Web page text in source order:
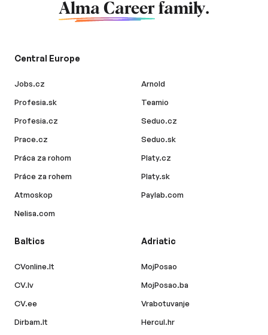
Alma Career family.
Central Europe
Jobs.cz
Profesia.sk
Profesia.cz
Prace.cz
Práca za rohom
Práce za rohem
Atmoskop
Nelisa.com
Arnold
Teamio
Seduo.cz
Seduo.sk
Platy.cz
Platy.sk
Paylab.com
Baltics
CVonline.lt
CV.lv
CV.ee
Dirbam.lt
Adriatic
MojPosao
MojPosao.ba
Vrabotuvanje
Hercul.hr